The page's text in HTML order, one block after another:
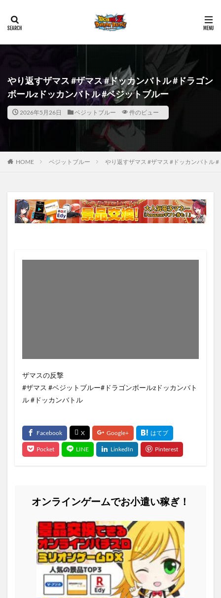
やり返すザマス #ザマス #ドッカンバトル #ドラゴン
ボールzドッカンバトル #ベジットブルー
2026年5月26日 ベジットブルー 件のビュー
HOME ベジットブルー やり返すザマス #ザマス #ドッカンバトル
ザマスの反撃
#ザマス #ベジットブルー#ドラゴンボールzドッカンバト
ル #ドッカンバトル
オンラインゲームでお小遣い稼ぎ！